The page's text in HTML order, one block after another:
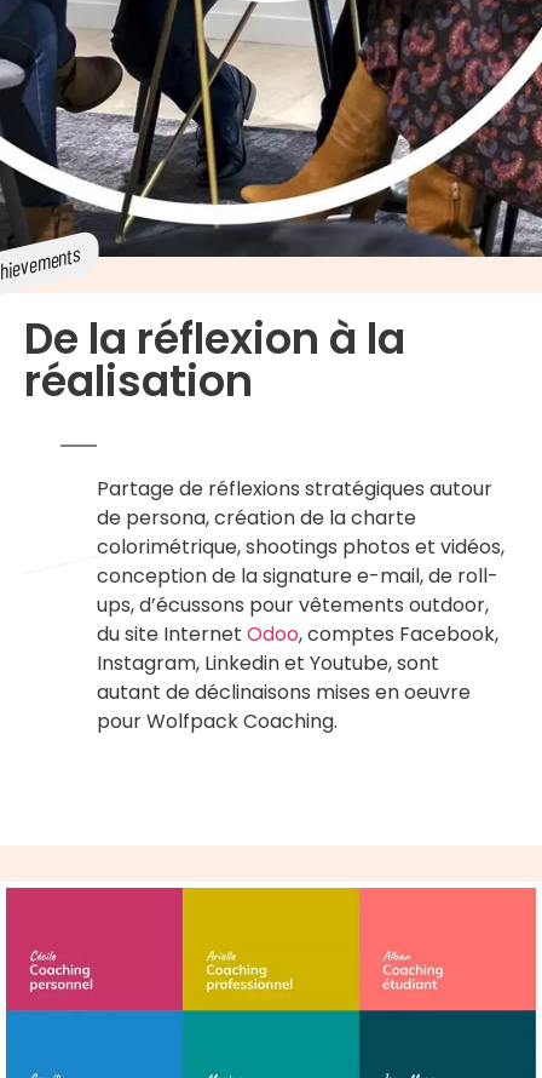
De la réflexion à la
réalisation​
Partage de réflexions stratégiques autour
de persona, création de la charte
colorimétrique, shootings photos et vidéos,
conception de la signature e-mail, de roll-
ups, d’écussons pour vêtements outdoor,
du site Internet Odoo, comptes Facebook,
Instagram, Linkedin et Youtube, sont
autant de déclinaisons mises en oeuvre
pour Wolfpack Coaching.